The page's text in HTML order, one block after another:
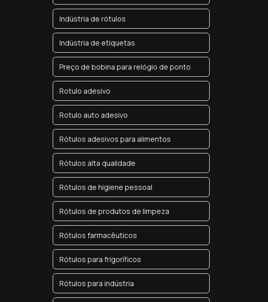
Indústria de rótulos
Indústria de etiquetas
Preço de bobina para relógio de ponto
Rotulo adesivo
Rotulo auto adesivo
Rótulos adesivos para alimentos
Rótulos alta qualidade
Rótulos de higiene pessoal
Rótulos de produtos de limpeza
Rótulos farmacêuticos
Rótulos para frigoríficos
Rótulos para indústria